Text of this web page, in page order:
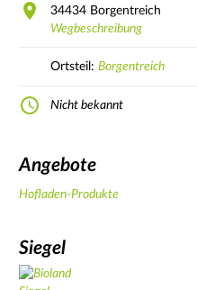
34434 Borgentreich
Wegbeschreibung
Ortsteil: Borgentreich
Nicht bekannt
Angebote
Hofladen-Produkte
Siegel